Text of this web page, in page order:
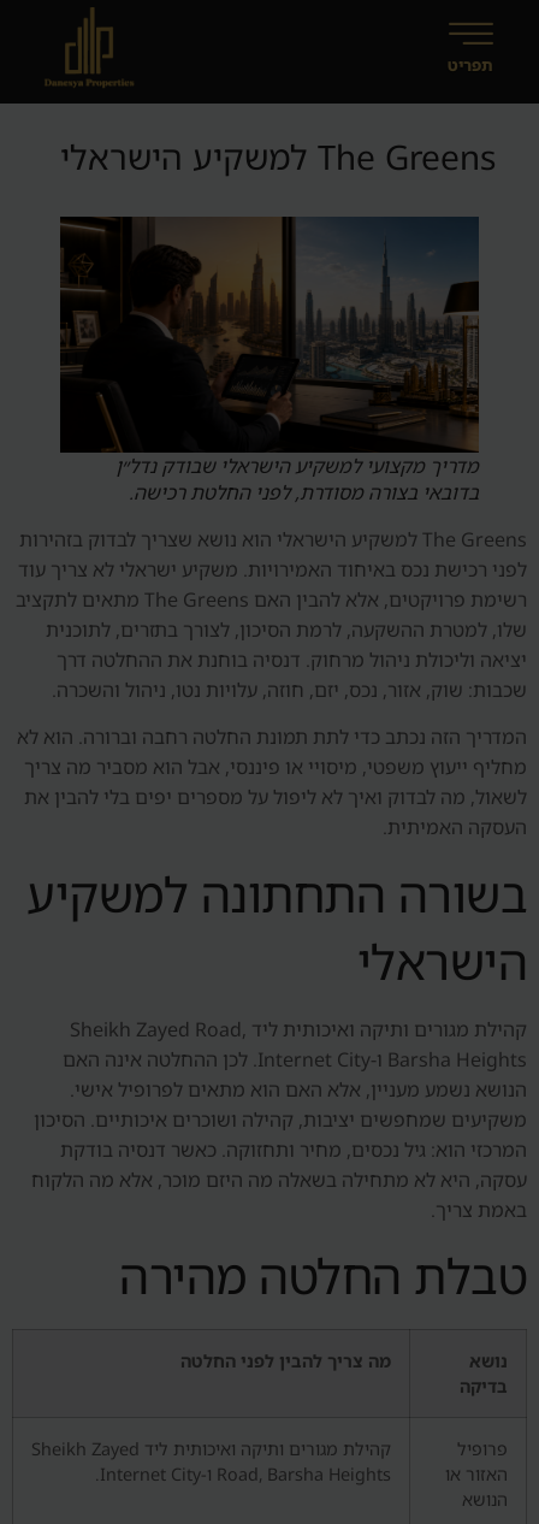
The Greens למשקיע הישראלי
מדריך מקצועי למשקיע הישראלי שבודק נדל״ן
בדובאי בצורה מסודרת, לפני החלטת רכישה.
The Greens למשקיע הישראלי הוא נושא שצריך לבדוק בזהירות
לפני רכישת נכס באיחוד האמירויות. משקיע ישראלי לא צריך עוד
רשימת פרויקטים, אלא להבין האם The Greens מתאים לתקציב
שלו, למטרת ההשקעה, לרמת הסיכון, לצורך בתזרים, לתוכנית
יציאה וליכולת ניהול מרחוק. דנסיה בוחנת את ההחלטה דרך
שכבות: שוק, אזור, נכס, יזם, חוזה, עלויות נטו, ניהול והשכרה.
המדריך הזה נכתב כדי לתת תמונת החלטה רחבה וברורה. הוא לא
מחליף ייעוץ משפטי, מיסויי או פיננסי, אבל הוא מסביר מה צריך
לשאול, מה לבדוק ואיך לא ליפול על מספרים יפים בלי להבין את
העסקה האמיתית.
בשורה התחתונה למשקיע
הישראלי
קהילת מגורים ותיקה ואיכותית ליד Sheikh Zayed Road,
Barsha Heights ו-Internet City. לכן ההחלטה אינה האם
הנושא נשמע מעניין, אלא האם הוא מתאים לפרופיל אישי.
משקיעים שמחפשים יציבות, קהילה ושוכרים איכותיים. הסיכון
המרכזי הוא: גיל נכסים, מחיר ותחזוקה. כאשר דנסיה בודקת
עסקה, היא לא מתחילה בשאלה מה היזם מוכר, אלא מה הלקוח
באמת צריך.
טבלת החלטה מהירה
נושא
בדיקה
מה צריך להבין לפני החלטה
פרופיל
האזור או
הנושא
קהילת מגורים ותיקה ואיכותית ליד Sheikh Zayed
Road, Barsha Heights ו-Internet City.